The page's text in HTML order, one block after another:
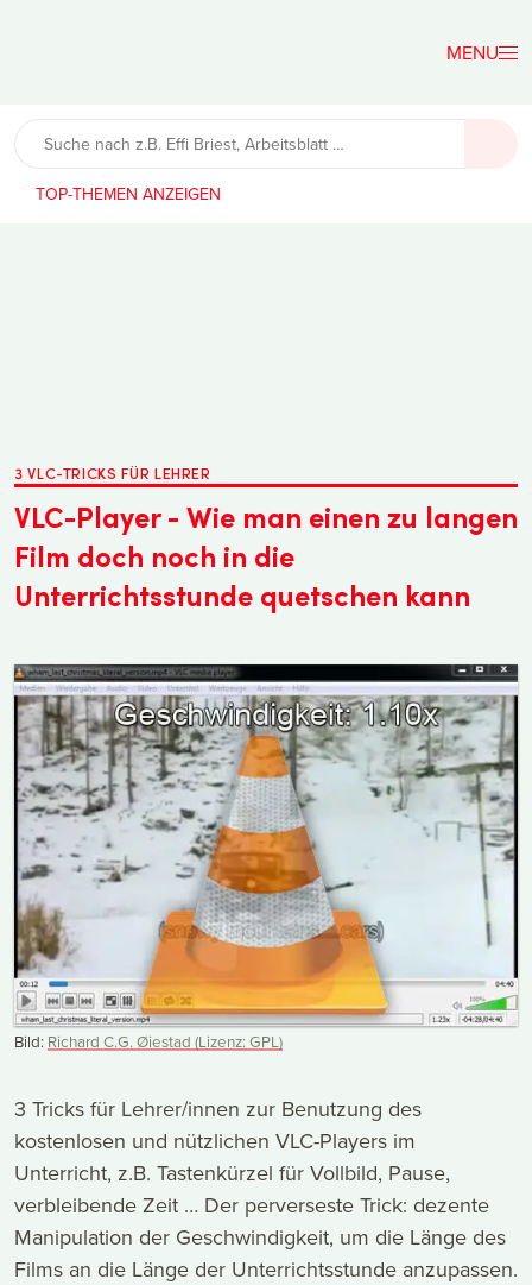
Lehrerfreund
TOP-THEMEN
3 VLC-TRICKS FÜR LEHRER
VLC-Player - Wie man einen zu langen
Film doch noch in die
Unterrichtsstunde quetschen kann
Bild: Richard C.G. Øiestad (Lizenz: GPL)
3 Tricks für Lehrer/innen zur Benutzung des
kostenlosen und nützlichen VLC-Players im
Unterricht, z.B. Tastenkürzel für Vollbild, Pause,
verbleibende Zeit … Der perverseste Trick: dezente
Manipulation der Geschwindigkeit, um die Länge des
Films an die Länge der Unterrichtsstunde anzupassen.